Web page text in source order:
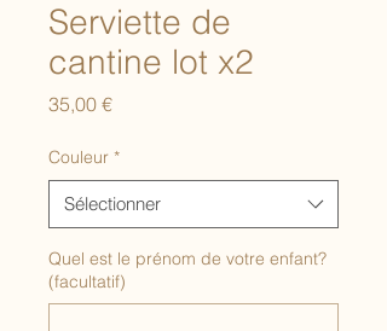
Serviette de
cantine lot x2
35,00 €Prix
Couleur *
Sélectionner
Quel est le prénom de votre enfant?
(facultatif)